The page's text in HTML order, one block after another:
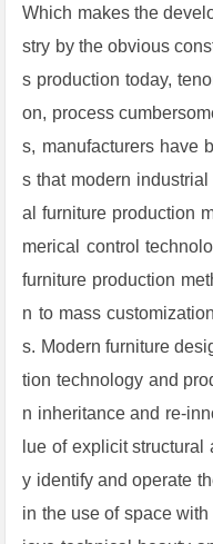
Which makes the
stry by the obvious
s production today,
on, process
s, manufacturers have
s that modern
al furniture production
merical control
furniture production
n to mass
s. Modern furniture
tion technology and
n inheritance and re-
lue of explicit structural
y identify and operate
in the use of space